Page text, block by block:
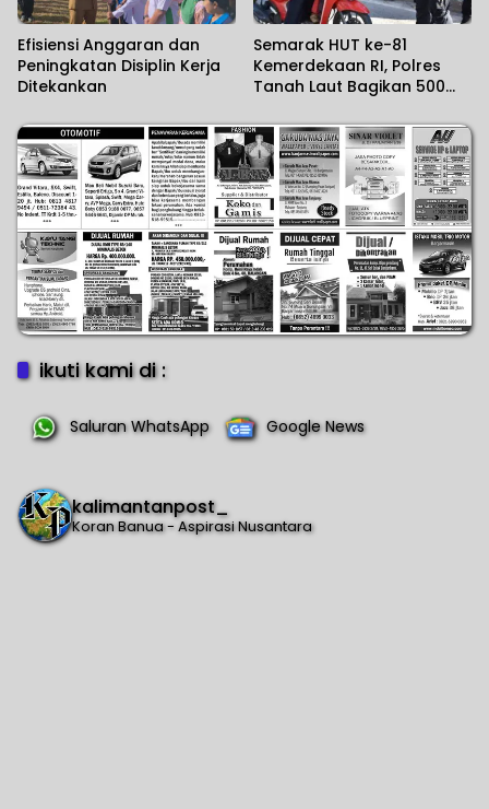
Efisiensi Anggaran dan
Peningkatan Disiplin Kerja
Ditekankan
Semarak HUT ke-81
Kemerdekaan RI, Polres
Tanah Laut Bagikan 500
Warga
ikuti kami di :
Saluran WhatsApp Google News
kalimantanpost_
Koran Banua - Aspirasi Nusantara